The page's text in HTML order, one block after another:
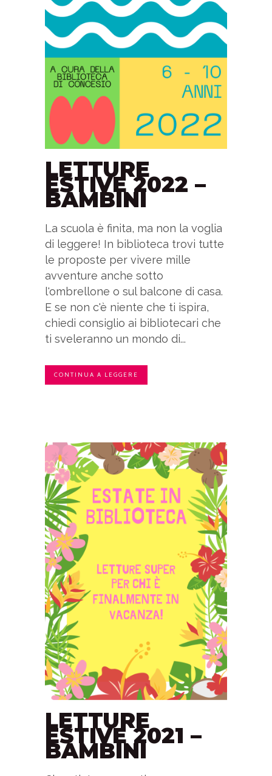
LETTURE
ESTIVE 2022 –
BAMBINI
La scuola è finita, ma non la voglia
di leggere! In biblioteca trovi tutte
le proposte per vivere mille
avventure anche sotto
l'ombrellone o sul balcone di casa.
E se non c'è niente che ti ispira,
chiedi consiglio ai bibliotecari che
ti sveleranno un mondo di...
CONTINUA A LEGGERE
LETTURE
ESTIVE 2021 –
BAMBINI